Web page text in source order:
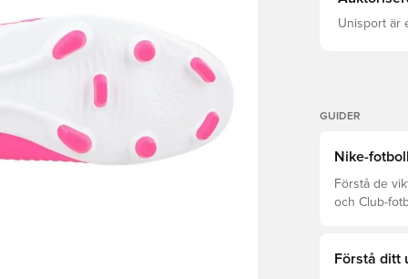
Unisport är
GUIDER
Nike-
Förstå de
och Club-
Förstå ditt